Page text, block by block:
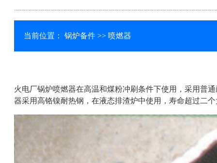
当前位置：锅炉备件 >> 喷燃器
火电厂锅炉喷燃器在高温和煤粉冲刷条件下使用，采用普
器采用高铬镍耐热钢，在液态排渣炉中使用，寿命超过二